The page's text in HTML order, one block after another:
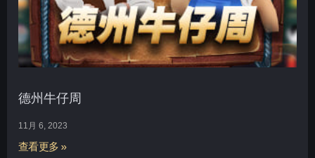
德州牛仔周
11月 6, 2023
查看更多 »